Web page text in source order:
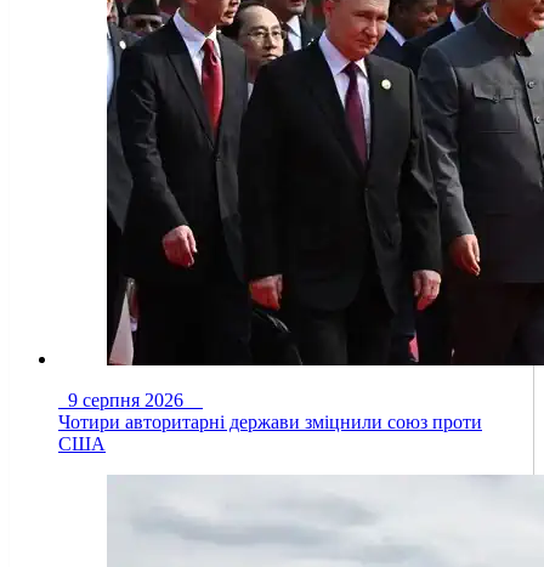
9 серпня 2026
Чотири авторитарні держави зміцнили союз проти
США